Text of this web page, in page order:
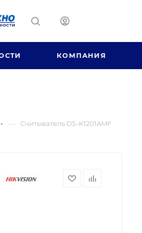
КОМПАНИЯ
— Считыватель DS-K1201AMF